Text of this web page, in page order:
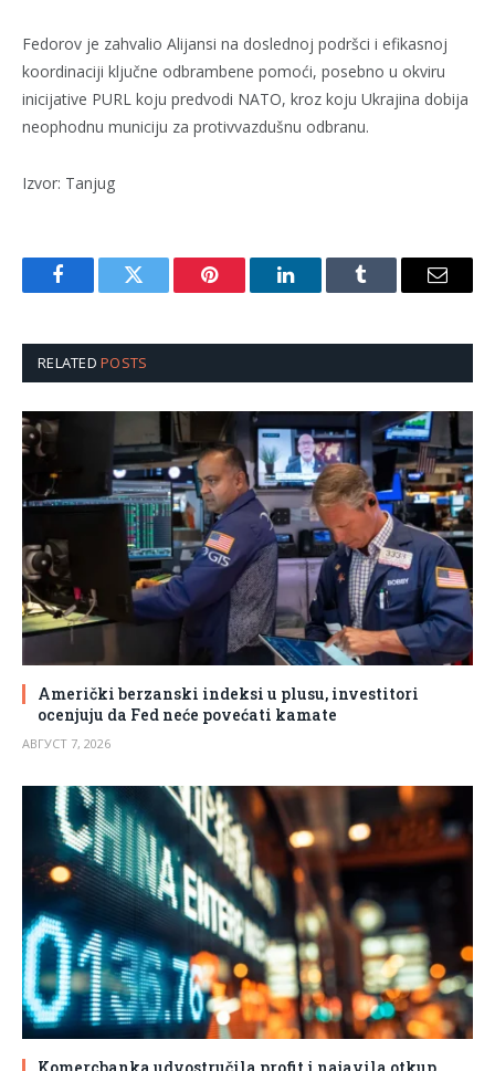
Fedorov je zahvalio Alijansi na doslednoj podršci i efikasnoj
koordinaciji ključne odbrambene pomoći, posebno u okviru
inicijative PURL koju predvodi NATO, kroz koju Ukrajina dobija
neophodnu municiju za protivvazdušnu odbranu.
Izvor: Tanjug
FacebookTwitter Pinterest LinkedInTumblr Email
RELATEDPOSTS
Američki berzanski indeksi u plusu, investitori
ocenjuju da Fed neće povećati kamate
АВГУСТ 7, 2026